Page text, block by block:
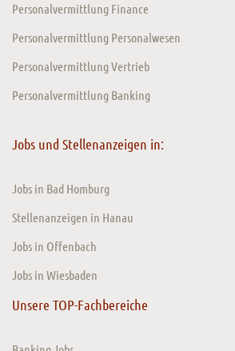
Personalvermittlung Finance
Personalvermittlung Personalwesen
Personalvermittlung Vertrieb
Personalvermittlung Banking
Jobs und Stellenanzeigen in:
Jobs in Bad Homburg
Stellenanzeigen in Hanau
Jobs in Offenbach
Jobs in Wiesbaden
Unsere TOP-Fachbereiche